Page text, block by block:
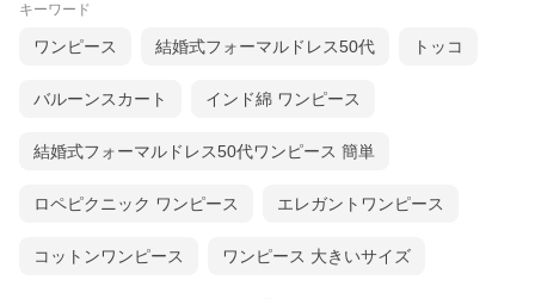
キーワード
ワンピース 結婚式フォーマルドレス50代 トッコ
バルーンスカート インド綿 ワンピース
結婚式フォーマルドレス50代ワンピース 簡単
ロペピクニック ワンピース エレガントワンピース
コットンワンピース ワンピース 大きいサイズ